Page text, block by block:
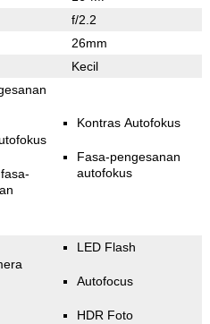
f/2.2
26mm
Kecil
Kontras Autofokus
Fasa-pengesanan
autofokus
LED Flash
Autofocus
HDR Foto